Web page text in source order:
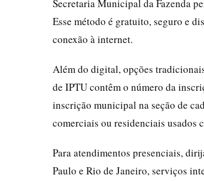
Secretaria Municipal da Fazenda
Esse método é gratuito, seguro e
conexão à internet.
Além do digital, opções
de IPTU contêm o número da
inscrição municipal na seção de
comerciais ou residenciais usados
Para atendimentos presenciais,
Paulo e Rio de Janeiro, serviços